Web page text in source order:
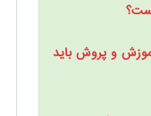
و پروش باید